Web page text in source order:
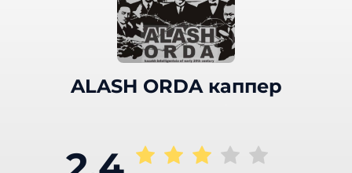
ALASH ORDA каппер